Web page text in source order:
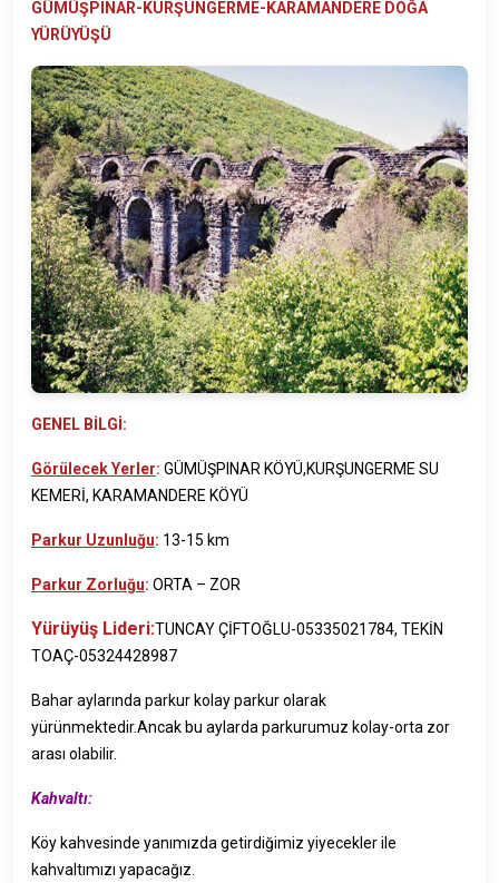
GÜMÜŞPINAR-KURŞUNGERME-KARAMANDERE DOĞA
YÜRÜYÜŞÜ
GENEL BİLGİ:
Görülecek Yerler: GÜMÜŞPINAR KÖYÜ,KURŞUNGERME SU
KEMERİ, KARAMANDERE KÖYÜ
Parkur Uzunluğu: 13-15 km
Parkur Zorluğu: ORTA – ZOR
Yürüyüş Lideri:TUNCAY ÇİFTOĞLU-05335021784, TEKİN
TOAÇ-05324428987
Bahar aylarında parkur kolay parkur olarak
yürünmektedir.Ancak bu aylarda parkurumuz kolay-orta zor
arası olabilir.
Kahvaltı:
Köy kahvesinde yanımızda getirdiğimiz yiyecekler ile
kahvaltımızı yapacağız.